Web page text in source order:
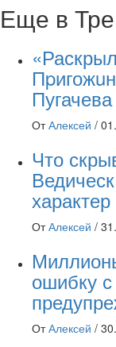
Еще в
От Алексей /
Что
От Алексей /
ошибку
От Алексей /